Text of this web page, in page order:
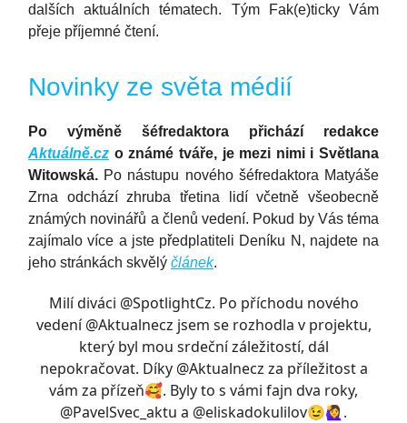
dalších aktuálních tématech. Tým Fak(e)ticky Vám
přeje příjemné čtení.
Novinky ze světa médií
Po výměně šéfredaktora přichází redakce
Aktuálně.cz o známé tváře, je mezi nimi i Světlana
Witowská. Po nástupu nového šéfredaktora Matyáše
Zrna odchází zhruba třetina lidí včetně všeobecně
známých novinářů a členů vedení. Pokud by Vás téma
zajímalo více a jste předplatiteli Deníku N, najdete na
jeho stránkách skvělý článek.
Milí diváci @SpotlightCz. Po příchodu nového
vedení@Aktualnecz jsem se rozhodla v projektu,
který byl mou srdeční záležitostí, dál
nepokračovat. Díky @Aktualnecz za příležitost a
vám za přízeň🥰. Byly to s vámi fajn dva roky,
@PavelSvec_aktu a @eliskadokulilov😉🙋‍♀️.